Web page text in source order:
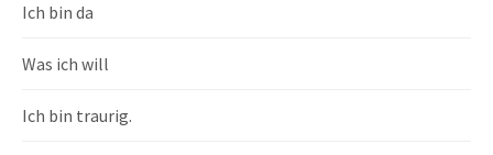
Ich bin da
Was ich will
Ich bin traurig.